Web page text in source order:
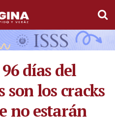
días del
son los cracks
no estarán